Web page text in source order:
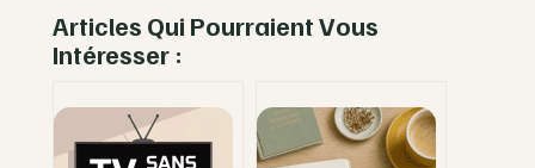
Articles Qui Pourraient Vous
Intéresser :